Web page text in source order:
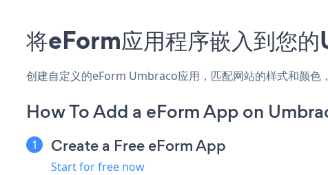
将eForm应用程序嵌入到您
创建自定义的eForm Umbraco应用，匹配网站的样式和颜色
How To Add a eForm App on
Create a Free eForm App
Start for free now